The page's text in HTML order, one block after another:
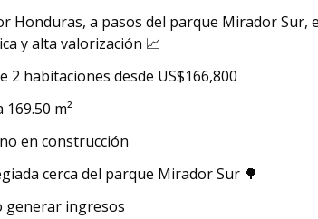
Honduras, a pasos del parque Mirador
y alta valorización 📈
2 habitaciones desde US$166,800
m²
en construcción
cerca del parque Mirador Sur 🌳
generar ingresos